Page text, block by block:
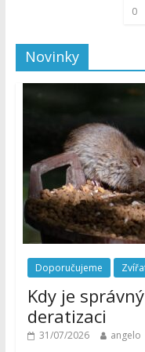
0
Novinky
Doporučujeme
Kdy je
deratizaci
31/07/2026 angelo